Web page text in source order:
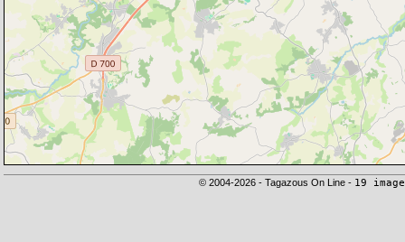
© 2004-2026 - Tagazous On Line - 19